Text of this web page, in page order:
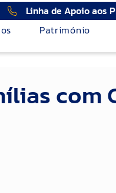
Linha de Apoio aos
Património
com